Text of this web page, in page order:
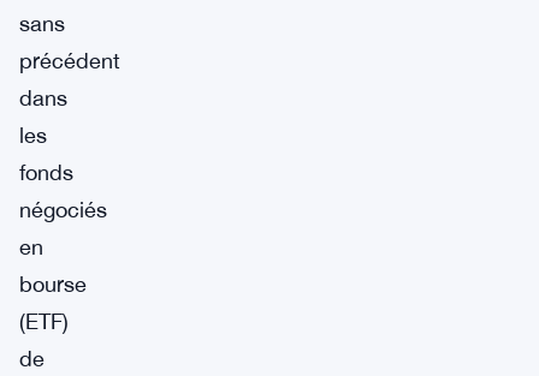
sans
précédent
dans
les
fonds
négociés
en
bourse
(ETF)
de